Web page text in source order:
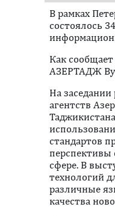
В рамках
состоялось
Как
АЗЕРТАДЖ
На
агентств
стандартов
перспективы
сфере. В
технологий
различные
качества